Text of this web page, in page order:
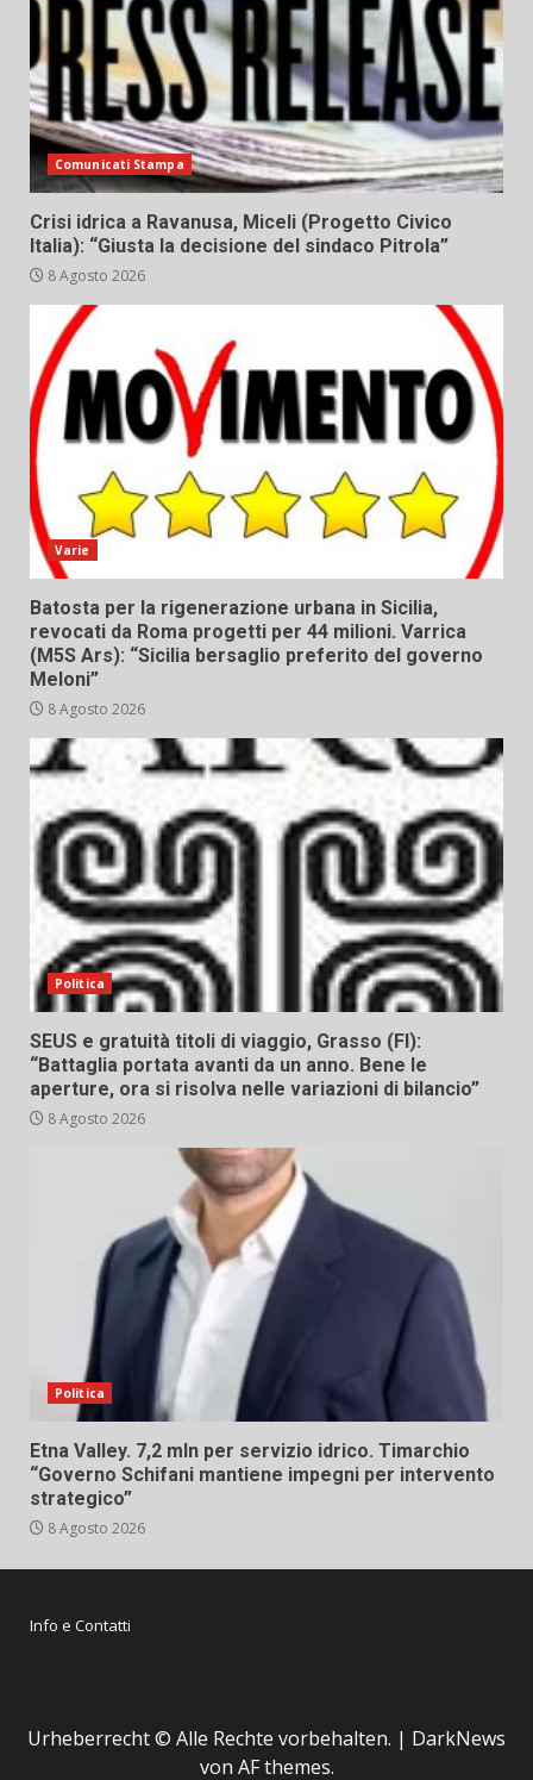
Comunicati Stampa
Crisi idrica a Ravanusa, Miceli (Progetto Civico
Italia): “Giusta la decisione del sindaco Pitrola”
8 Agosto 2026
Varie
Batosta per la rigenerazione urbana in Sicilia,
revocati da Roma progetti per 44 milioni. Varrica
(M5S Ars): “Sicilia bersaglio preferito del governo
Meloni”
8 Agosto 2026
Politica
SEUS e gratuità titoli di viaggio, Grasso (FI):
“Battaglia portata avanti da un anno. Bene le
aperture, ora si risolva nelle variazioni di bilancio”
8 Agosto 2026
Politica
Etna Valley. 7,2 mln per servizio idrico. Timarchio
“Governo Schifani mantiene impegni per intervento
strategico”
8 Agosto 2026
Info e Contatti
Urheberrecht © Alle Rechte vorbehalten. | DarkNews
von AF themes.